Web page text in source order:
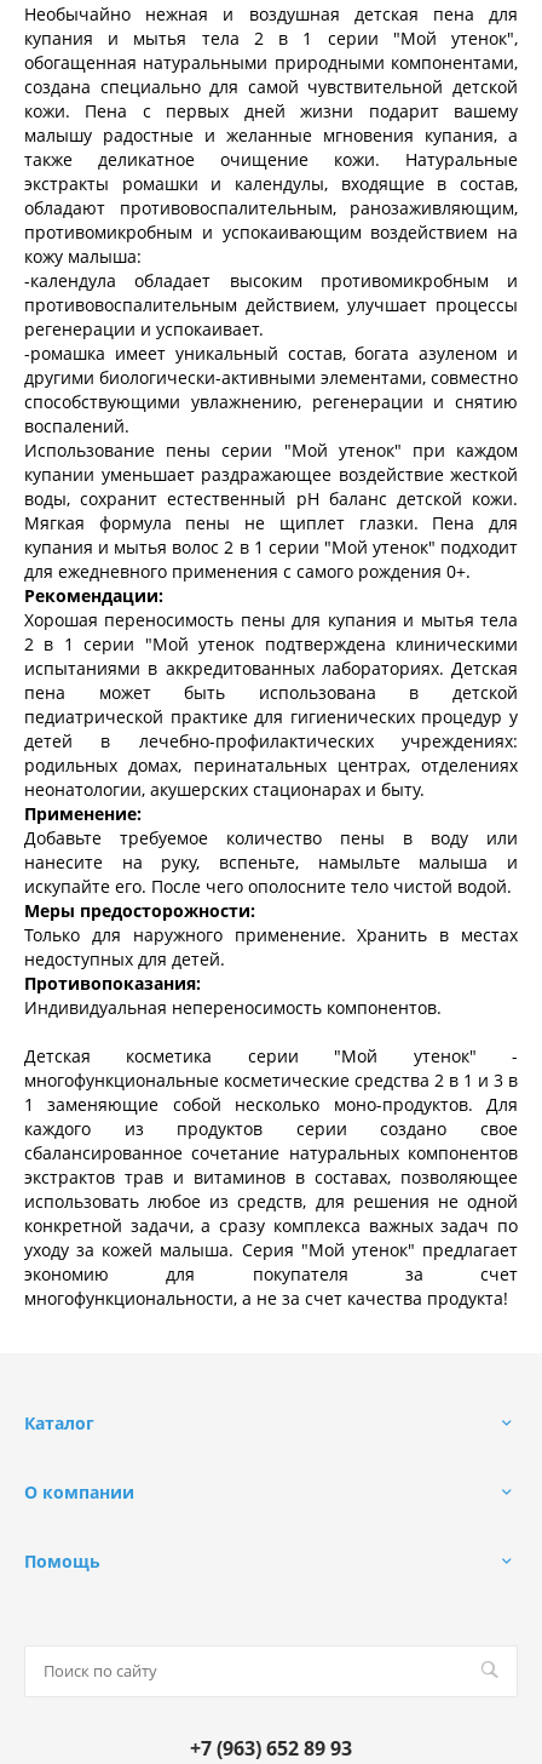
Необычайно нежная и воздушная детская пена для
купания и мытья тела 2 в 1 серии "Мой утенок",
обогащенная натуральными природными компонентами,
создана специально для самой чувствительной детской
кожи. Пена с первых дней жизни подарит вашему
малышу радостные и желанные мгновения купания, а
также деликатное очищение кожи. Натуральные
экстракты ромашки и календулы, входящие в состав,
обладают противовоспалительным, ранозаживляющим,
противомикробным и успокаивающим воздействием на
кожу малыша:
-календула обладает высоким противомикробным и
противовоспалительным действием, улучшает процессы
регенерации и успокаивает.
-ромашка имеет уникальный состав, богата азуленом и
другими биологически-активными элементами, совместно
способствующими увлажнению, регенерации и снятию
воспалений.
Использование пены серии "Мой утенок" при каждом
купании уменьшает раздражающее воздействие жесткой
воды, сохранит естественный pH баланс детской кожи.
Мягкая формула пены не щиплет глазки. Пена для
купания и мытья волос 2 в 1 серии "Мой утенок" подходит
для ежедневного применения с самого рождения 0+.
Рекомендации:
Хорошая переносимость пены для купания и мытья тела
2 в 1 серии "Мой утенок подтверждена клиническими
испытаниями в аккредитованных лабораториях. Детская
пена может быть использована в детской
педиатрической практике для гигиенических процедур у
детей в лечебно-профилактических учреждениях:
родильных домах, перинатальных центрах, отделениях
неонатологии, акушерских стационарах и быту.
Применение:
Добавьте требуемое количество пены в воду или
нанесите на руку, вспеньте, намыльте малыша и
искупайте его. После чего ополосните тело чистой водой.
Меры предосторожности:
Только для наружного применение. Хранить в местах
недоступных для детей.
Противопоказания:
Индивидуальная непереносимость компонентов.
Детская косметика серии "Мой утенок" -
многофункциональные косметические средства 2 в 1 и 3 в
1 заменяющие собой несколько моно-продуктов. Для
каждого из продуктов серии создано свое
сбалансированное сочетание натуральных компонентов
экстрактов трав и витаминов в составах, позволяющее
использовать любое из средств, для решения не одной
конкретной задачи, а сразу комплекса важных задач по
уходу за кожей малыша. Серия "Мой утенок" предлагает
экономию для покупателя за счет
многофункциональности, а не за счет качества продукта!
Каталог
О компании
Помощь
+7 (963) 652 89 93